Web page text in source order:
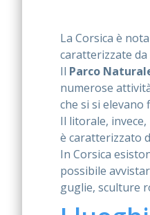
La Corsica è
caratterizzate
Il Parco
numerose
che si si elevano
Il litorale,
è caratterizzato
In Corsica
possibile
guglie, sculture